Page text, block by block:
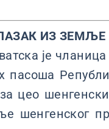
ИЗ ЗЕМЉЕ
је
пасоша
цео
шенгенског